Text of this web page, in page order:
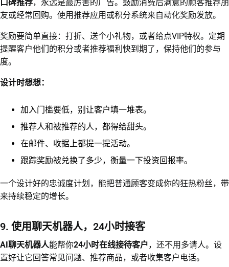
口碑推荐，永远是最厉害的广告。鼓励消费后满意的顾客推荐朋
友或经常回购。使用推荐应用或积分系统来自动化奖励发放。
奖励要简单直接：打折、送个小礼物，或者给点VIP特权。定期
提醒客户他们的积分或者推荐福利快到期了，保持他们的参与
度。
设计时想想：
加入门槛要低，别让客户填一堆表。
推荐人和被推荐的人，都得给甜头。
在邮件、收据上都提一提活动。
跟踪奖励被兑换了多少，衡量一下投资回报率。
一个设计好的忠诚度计划，能把普通顾客变成你的狂热粉丝，带
来持续稳定的增长。
9. 使用聊天机器人，24小时接客
AI聊天机器人能帮你24小时在线接待客户，还不用多请人。设
置好让它回答常见问题、推荐商品，或者收集客户电话。